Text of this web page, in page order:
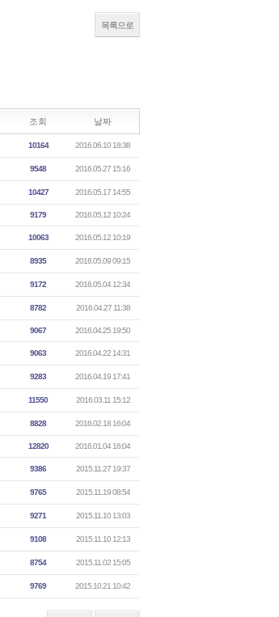
목록으로
조회 날짜
10164 2016.06.10 18:38
9548 2016.05.27 15:16
10427 2016.05.17 14:55
9179 2016.05.12 10:24
10063 2016.05.12 10:19
8935 2016.05.09 09:15
9172 2016.05.04 12:34
8782 2016.04.27 11:38
9067 2016.04.25 19:50
9063 2016.04.22 14:31
9283 2016.04.19 17:41
11550 2016.03.11 15:12
8828 2016.02.18 16:04
12820 2016.01.04 16:04
9386 2015.11.27 19:37
9765 2015.11.19 08:54
9271 2015.11.10 13:03
9108 2015.11.10 12:13
8754 2015.11.02 15:05
9769 2015.10.21 10:42